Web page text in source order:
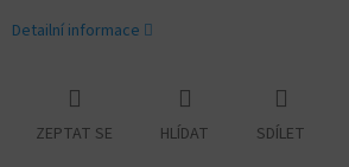
Detailní informace
ZEPTAT SE HLÍDAT SDÍLET